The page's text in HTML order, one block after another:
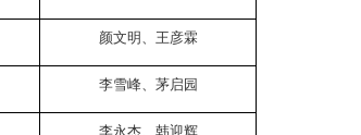
颜文明、王彦霖
李雪峰、茅启园
李永杰、韩迎辉